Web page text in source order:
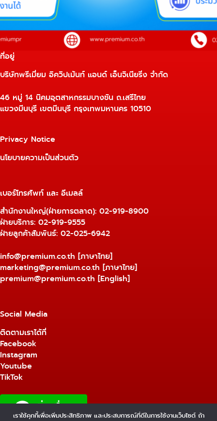
ที่อยู่
บริษัทพรีเมี่ยม อิควิปเม้นท์ แอนด์ เอ็นจิเนียริ่ง จำกัด
46 หมู่ 14 นิคมอุตสาหกรรมบางชัน ถ.เสรีไทย
แขวงมีนบุรี เขตมีนบุรี กรุงเทพมหานคร 10510
Privacy Notice
นโยบายความเป็นส่วนตัว
เบอร์โทรศัพท์ และ อีเมลล์
สำนักงานใหญ่(ฝ่ายการตลาด): 02-919-8900
ฝ่ายบริการ: 02-919-9555
ฝ่ายลูกค้าสัมพันธ์: 02-025-6942
info@premium.co.th [ภาษาไทย]
marketing@premium.co.th [ภาษาไทย]
premium@premium.co.th [English]
Social Media
ติดตามเราได้ที่
Facebook
Instagram
Youtube
TikTok
เราใช้คุกกี้เพื่อเพิ่มประสิทธิภาพ และประสบการณ์ที่ดีในการใช้งานเว็บไซต์ ถ้า
1